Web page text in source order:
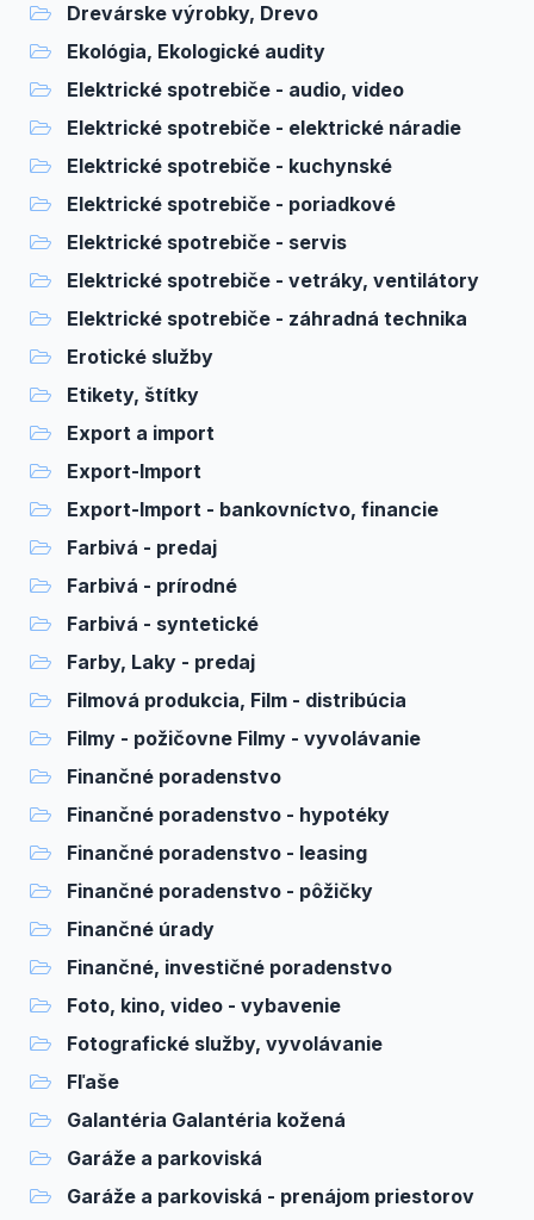
Drevárske výrobky, Drevo
Ekológia, Ekologické audity
Elektrické spotrebiče - audio, video
Elektrické spotrebiče - elektrické náradie
Elektrické spotrebiče - kuchynské
Elektrické spotrebiče - poriadkové
Elektrické spotrebiče - servis
Elektrické spotrebiče - vetráky, ventilátory
Elektrické spotrebiče - záhradná technika
Erotické služby
Etikety, štítky
Export a import
Export-Import
Export-Import - bankovníctvo, financie
Farbivá - predaj
Farbivá - prírodné
Farbivá - syntetické
Farby, Laky - predaj
Filmová produkcia, Film - distribúcia
Filmy - požičovne Filmy - vyvolávanie
Finančné poradenstvo
Finančné poradenstvo - hypotéky
Finančné poradenstvo - leasing
Finančné poradenstvo - pôžičky
Finančné úrady
Finančné, investičné poradenstvo
Foto, kino, video - vybavenie
Fotografické služby, vyvolávanie
Fľaše
Galantéria Galantéria kožená
Garáže a parkoviská
Garáže a parkoviská - prenájom priestorov